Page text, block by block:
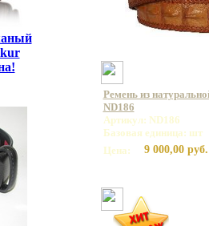
Ремень из
ND186
Артикул: ND186
Базовая единица: шт
Цена:
9 000,00 руб.